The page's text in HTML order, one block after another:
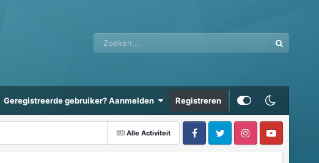
Geregistreerde gebruiker? Aanmelden Registreren
Alle Activiteit